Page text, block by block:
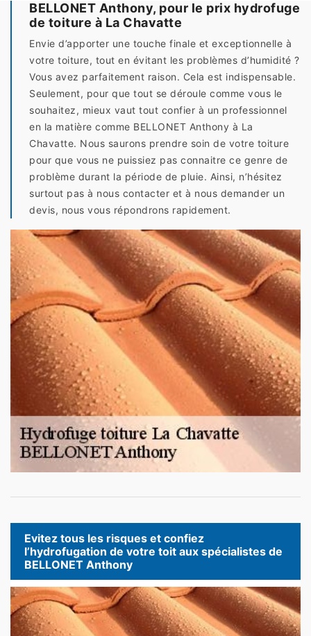
BELLONET Anthony, pour le prix hydrofuge
de toiture à La Chavatte
Envie d’apporter une touche finale et exceptionnelle à
votre toiture, tout en évitant les problèmes d’humidité ?
Vous avez parfaitement raison. Cela est indispensable.
Seulement, pour que tout se déroule comme vous le
souhaitez, mieux vaut tout confier à un professionnel
en la matière comme BELLONET Anthony à La
Chavatte. Nous saurons prendre soin de votre toiture
pour que vous ne puissiez pas connaitre ce genre de
problème durant la période de pluie. Ainsi, n’hésitez
surtout pas à nous contacter et à nous demander un
devis, nous vous répondrons rapidement.
Evitez tous les risques et confiez
l’hydrofugation de votre toit aux spécialistes de
BELLONET Anthony